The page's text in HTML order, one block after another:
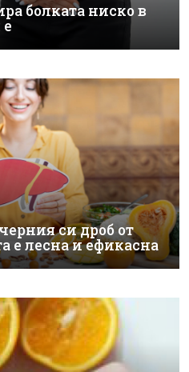
болката ниско в
си дроб от
е лесна и ефикасна